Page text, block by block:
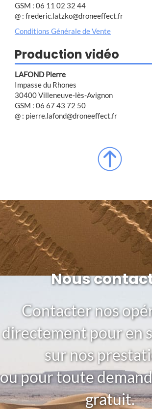
GSM : 06 11 02 32 44
@ : frederic.latzko@droneeffect.fr
Conditions Générale de Vente
Production vidéo
LAFOND Pierre
Impasse du Rhones
30400 Villeneuve-lès-Avignon
GSM : 06 67 43 72 50
@ : pierre.lafond@droneeffect.fr
Nous
Contacter nos
directement pour en
sur nos
ou pour toute
gratuit.